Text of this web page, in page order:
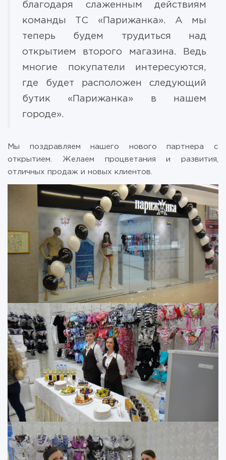
благодаря слаженным действиям
команды ТС «Парижанка». А мы
теперь будем трудиться над
открытием второго магазина. Ведь
многие покупатели интересуются,
где будет расположен следующий
бутик «Парижанка» в нашем
городе».
Мы поздравляем нашего нового партнера с
открытием. Желаем процветания и развития,
отличных продаж и новых клиентов.